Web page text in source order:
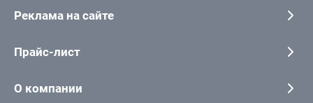
Реклама на сайте
Прайс-лист
О компании